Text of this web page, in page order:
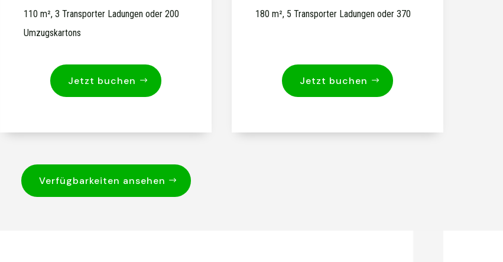
110 m², 3 Transporter Ladungen oder 200
Umzugskartons
Jetzt buchen
180 m², 5 Transporter Ladungen oder 370
Jetzt buchen
Verfügbarkeiten ansehen